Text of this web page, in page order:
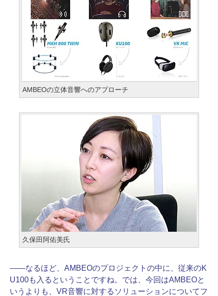
AMBEOの立体音響へのアプローチ
久保田阿佑美氏
――なるほど、AMBEOのプロジェクトの中に、従来のK
U100も入るということですね。では、今回はAMBEOと
いうよりも、VR音響に対するソリューションについてフ